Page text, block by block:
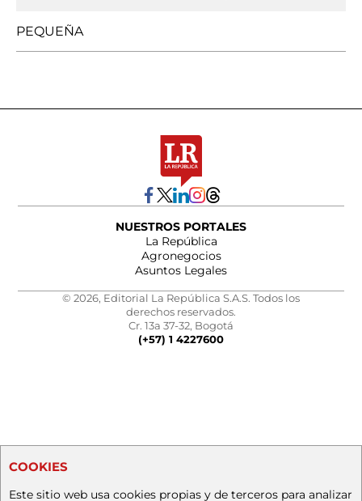
PEQUEÑA
NUESTROS PORTALES
La República
Agronegocios
Asuntos Legales
© 2026, Editorial La República S.A.S. Todos los
derechos reservados.
Cr. 13a 37-32, Bogotá
(+57) 1 4227600
COOKIES
Este sitio web usa cookies propias y de terceros para analizar